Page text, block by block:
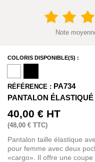
Note
COLORIS DISPONIBLE(S) :
RÉFÉRENCE : PA734
PANTALON
40,00 € HT
(48,00 € TTC)
Pantalon taille élastique
pour femme avec deux
«cargo». Il offre une